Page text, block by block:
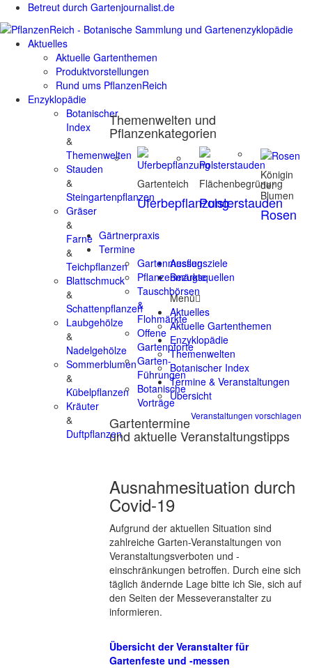
Betreut durch Gartenjournalist.de
Aktuelles
Aktuelle Gartenthemen
Produktvorstellungen
Rund ums PflanzenReich
Enzyklopädie
Botanischer
Index
&
Themenwelten
Stauden
&
Steingartenpflanzen
Gräser
&
Farne
&
Teichpflanzen
Blattschmuck
&
Schattenpflanzen
Laubgehölze
&
Nadelgehölze
Sommerblumen
&
Kübelpflanzen
Kräuter
&
Duftpflanzen
Themenwelten und
Pflanzenkategorien
Gartenteich
Uferbepflanzung
Flächenbegrünung
Polsterstauden
Königin
der
Blumen
Rosen
Gärtnerpraxis
Termine
Gartenmessen
Pflanzenmärkte
Tauschbörsen
&
Flohmärkte
Offene
Gartenpforte
Garten-
Führungen
Botanische
Vorträge
Veranstaltungen vorschlagen
Gartentermine
und aktuelle Veranstaltungstipps
Ausnahmesituation durch
Covid-19
Aufgrund der aktuellen Situation sind
zahlreiche Garten-Veranstaltungen von
Veranstaltungsverboten und -
einschränkungen betroffen. Durch eine sich
täglich ändernde Lage bitte ich Sie, sich auf
den Seiten der Messeveranstalter zu
informieren.
Übersicht der Veranstalter für
Gartenfeste und -messen
Ausflugsziele
Bezugsquellen
Menü
Aktuelles
Aktuelle Gartenthemen
Enzyklopädie
Themenwelten
Botanischer Index
Termine & Veranstaltungen
Übersicht